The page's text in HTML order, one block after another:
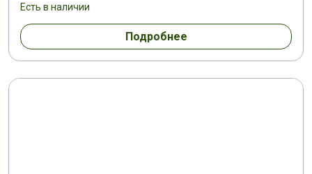
Есть в наличии
Подробнее